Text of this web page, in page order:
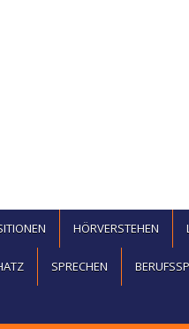
HÖRVERSTEHEN
SPRECHEN